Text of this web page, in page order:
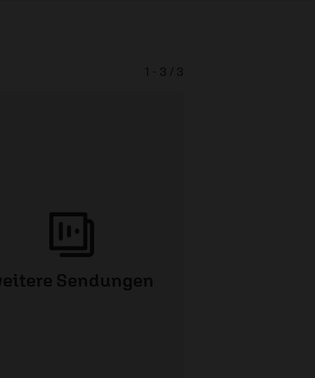
Sendungen
1 - 3 / 3